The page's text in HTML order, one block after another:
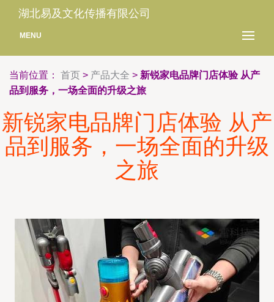
湖北易及文化传播有限公司
MENU
当前位置： 首页 > 产品大全 > 新锐家电品牌门店体验 从产
品到服务，一场全面的升级之旅
新锐家电品牌门店体验 从产
品到服务，一场全面的升级
之旅